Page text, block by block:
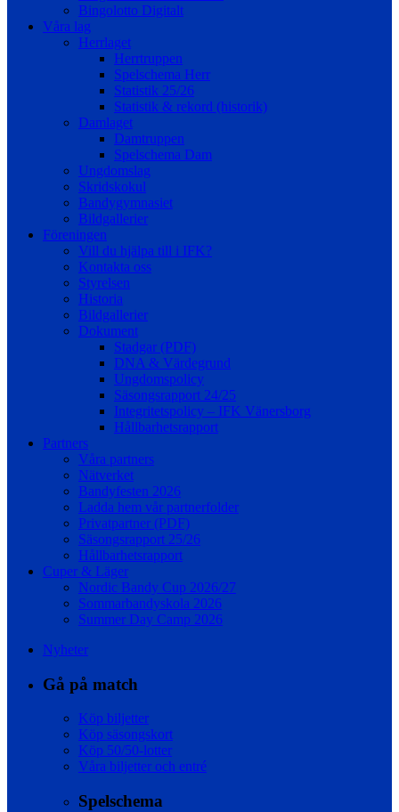
Bingolotto Digitalt
Våra lag
Herrlaget
Herrtruppen
Spelschema Herr
Statistik 25/26
Statistik & rekord (historik)
Damlaget
Damtruppen
Spelschema Dam
Ungdomslag
Skridskokul
Bandygymnasiet
Bildgallerier
Föreningen
Vill du hjälpa till i IFK?
Kontakta oss
Styrelsen
Historia
Bildgallerier
Dokument
Stadgar (PDF)
DNA & Värdegrund
Ungdomspolicy
Säsongsrapport 24/25
Integritetspolicy – IFK Vänersborg
Hållbarhetsrapport
Partners
Våra partners
Nätverket
Bandyfesten 2026
Ladda hem vår partnerfolder
Privatpartner (PDF)
Säsongsrapport 25/26
Hållbarhetsrapport
Cuper & Läger
Nordic Bandy Cup 2026/27
Sommarbandyskola 2026
Summer Day Camp 2026
Nyheter
Gå på match
Köp biljetter
Köp säsongskort
Köp 50/50-lotter
Våra biljetter och entré
Spelschema